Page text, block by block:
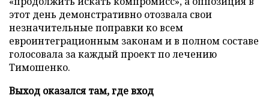
этот день демонстративно отозвала свои
незначительные поправки ко всем
евроинтеграционным законам и в полном составе
голосовала за каждый проект по лечению
Тимошенко.
Выход оказался там, где вход